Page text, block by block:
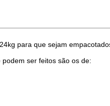
para que sejam
ser feitos são os de: